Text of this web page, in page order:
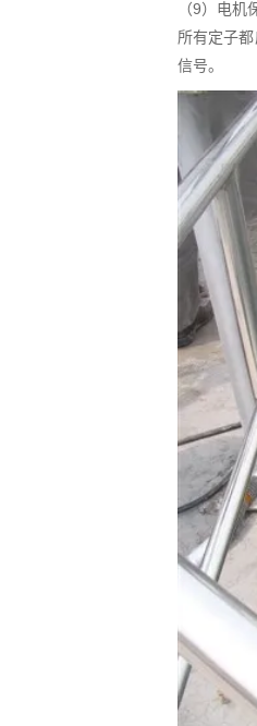
（9）电机
所有定子
信号。